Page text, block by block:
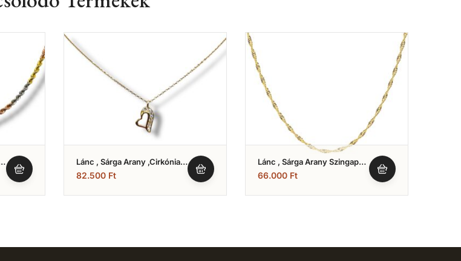
Lánc , Sárga Arany ,cirkónia
Köves Szívmedálos Modell
(Nr.10)
82.500 Ft
Lánc , Sárga Arany Szingapúri
Típusú Vékony Modell (Nr.5)
66.000 Ft